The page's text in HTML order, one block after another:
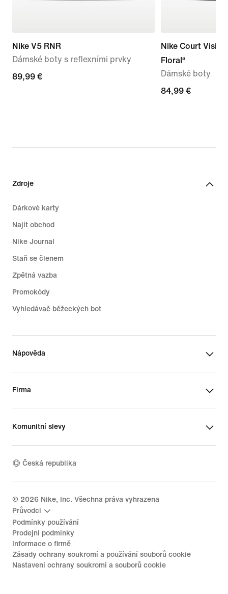
Nike V5 RNR
Dámské boty s reflexními prvky
89,99 €
89,99 €
Nike Court
Floral“
Dámské boty
84,99 €
84,99 €
Zdroje
Dárkové karty
Najít obchod
Nike Journal
Staň se členem
Zpětná vazba
Promokódy
Vyhledávač běžeckých bot
Nápověda
Firma
Komunitní slevy
Česká republika
© 2026 Nike, Inc. Všechna práva vyhrazena
Průvodci
Podmínky používání
Prodejní podmínky
Informace o firmě
Zásady ochrany soukromí a používání souborů cookie
Nastavení ochrany soukromí a souborů cookie